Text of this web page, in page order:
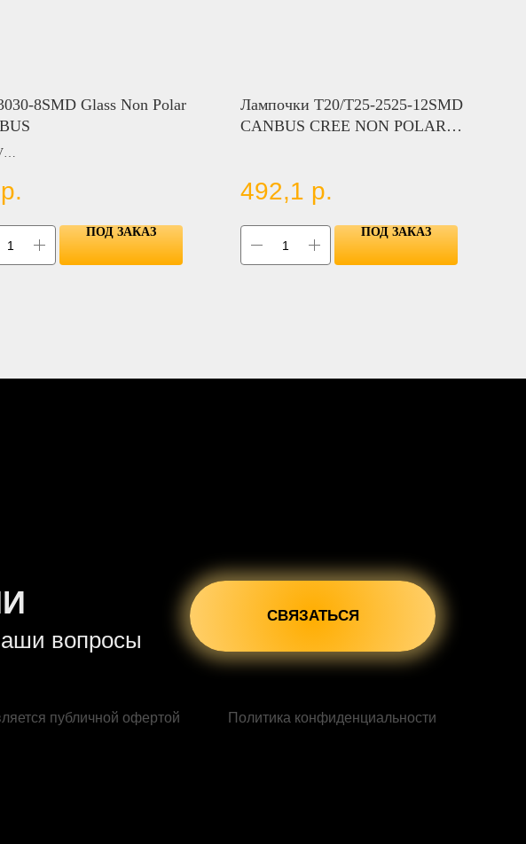
8SMD Glass Non Polar
р.
ПОД ЗАКАЗ
Лампочки T20/T25-2525-12SMD
CANBUS CREE NON POLAR
492,1 р.
ПОД ЗАКАЗ
публичной офертой Политика конфиденциальности
СВЯЗАТЬСЯ
вопросы